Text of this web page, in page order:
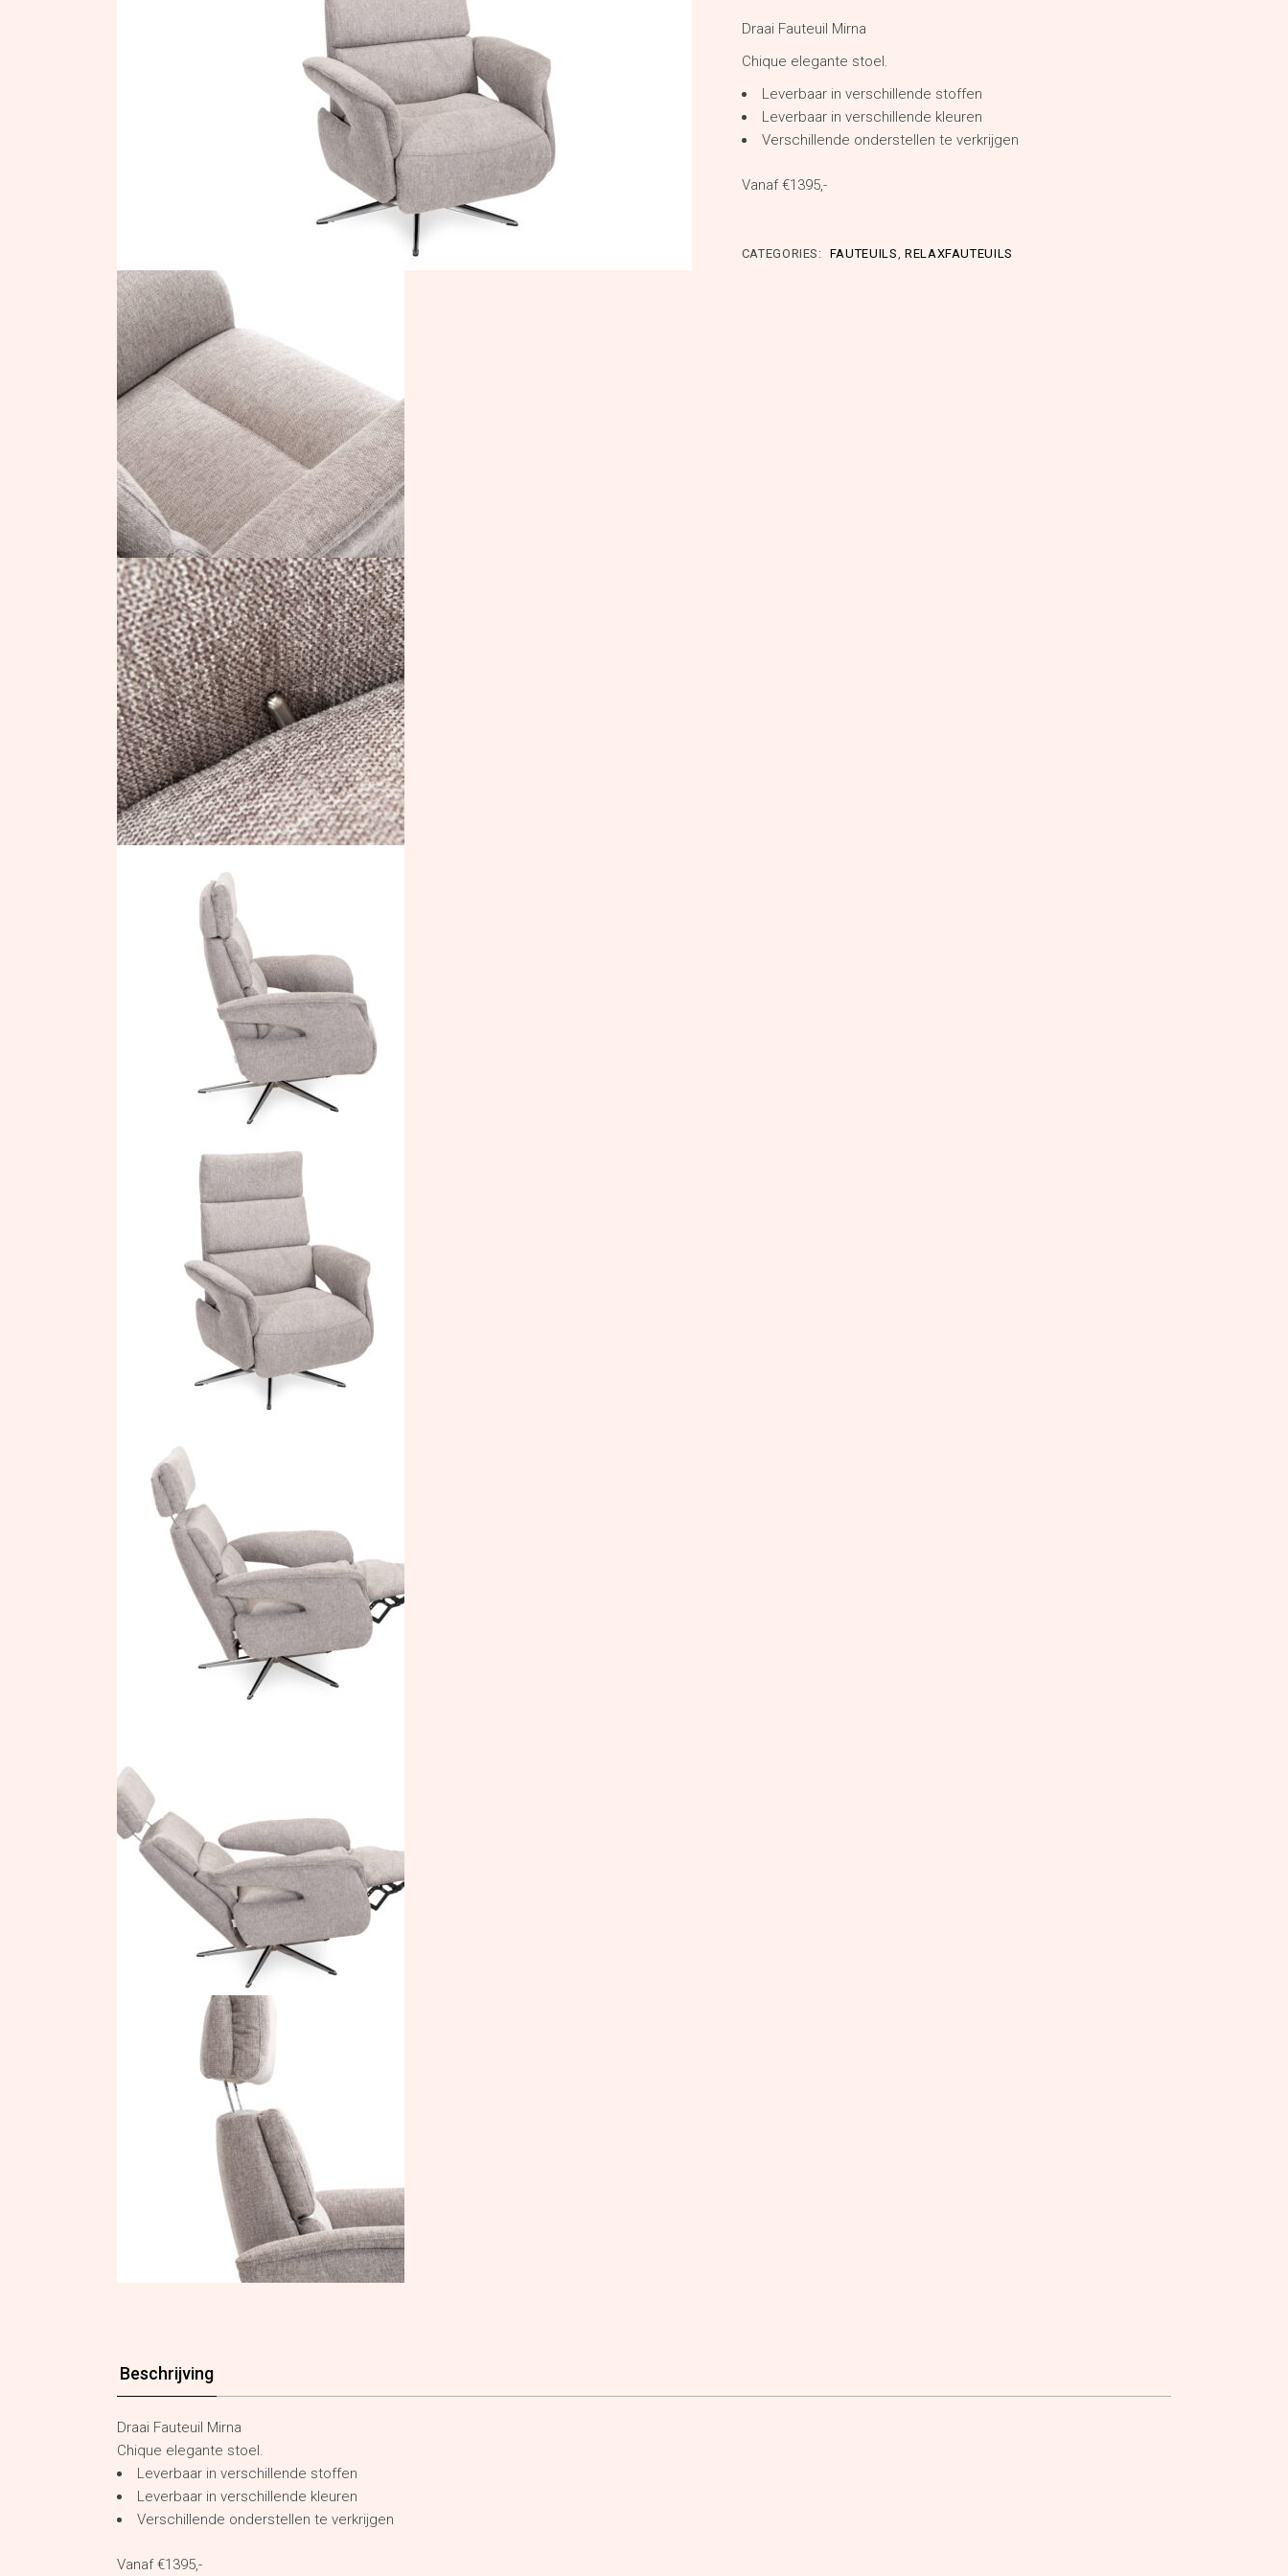
€2,695.00.
€1,395.00.
Draai Fauteuil Mirna
Chique elegante stoel.
Leverbaar in verschillende stoffen
Leverbaar in verschillende kleuren
Verschillende onderstellen te verkrijgen
Vanaf €1395,-
CATEGORIES: FAUTEUILS RELAXFAUTEUILS
Beschrijving
Draai Fauteuil Mirna
Chique elegante stoel.
Leverbaar in verschillende stoffen
Leverbaar in verschillende kleuren
Verschillende onderstellen te verkrijgen
Vanaf €1395,-